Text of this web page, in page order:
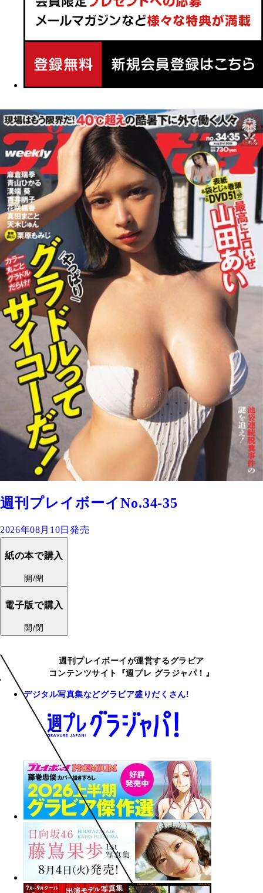
週刊プレイボーイNo.34-35
2026年08月10日発売
紙の本で購入
開/閉
電子版で購入
開/閉
週刊プレイボーイが運営するグラビア
コンテンツサイト『週プレ グラジャパ！』
デジタル写真集などグラビア盛りだくさん!